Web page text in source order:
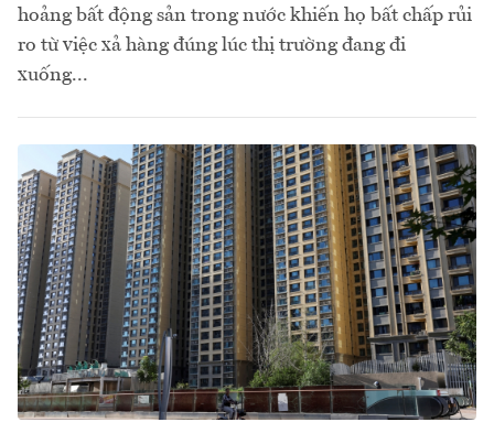
hoảng bất động sản trong nước khiến họ bất chấp rủi
ro từ việc xả hàng đúng lúc thị trường đang đi
xuống...